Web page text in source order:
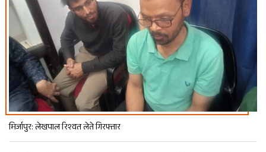
मिर्जापुर: लेखपाल रिश्वत लेते गिरफ्तार